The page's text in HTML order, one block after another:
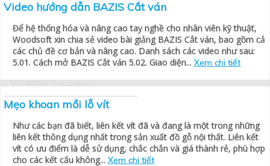
Video hướng dẫn BAZIS Cắt ván
Để hệ thống hóa và nâng cao tay nghề cho nhân viên kỹ thuật,
Woodsoft xin chia sẻ video bài giảng BAZIS Cắt ván, bao gồm cả
các chủ đề cơ bản và nâng cao. Danh sách các video như sau:
5.01. Cách mở BAZIS Cắt ván 5.02. Giao diện... Xem chi tiết
Mẹo khoan mồi lỗ vít
Như các bạn đã biết, liên kết vít đã và đang là một trong những
liên kết thông dụng nhất trong sản xuất đồ gỗ nội thất. Liên kết
vít có ưu điểm là dễ sử dụng, chắc chắn và giá thành rẻ, phù hợp
cho các kết cấu không... Xem chi tiết